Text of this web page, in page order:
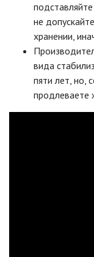
не
хранении,
вида
пяти лет, но,
продлеваете